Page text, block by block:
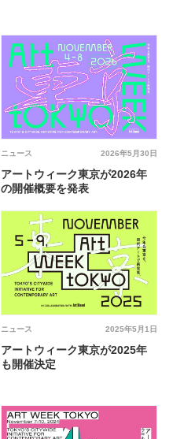
2026年5月30日
ニュース
アートウィーク東京が2026年
の開催概要を発表
2025年5月1日
ニュース
アートウィーク東京が2025年
も開催決定